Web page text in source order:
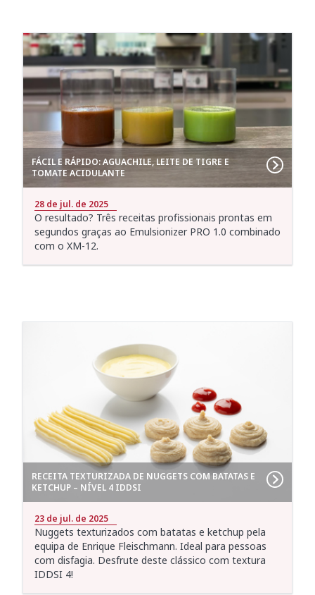
FÁCIL E RÁPIDO: AGUACHILE, LEITE DE TIGRE E
TOMATE ACIDULANTE
28 de jul. de 2025
O resultado? Três receitas profissionais prontas em
segundos graças ao Emulsionizer PRO 1.0 combinado
com o XM-12.
RECEITA TEXTURIZADA DE NUGGETS COM BATATAS E
KETCHUP – NÍVEL 4 IDDSI
23 de jul. de 2025
Nuggets texturizados com batatas e ketchup pela
equipa de Enrique Fleischmann. Ideal para pessoas
com disfagia. Desfrute deste clássico com textura
IDDSI 4!